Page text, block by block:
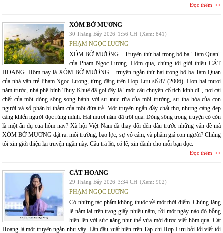
Đọc thêm
XÓM BỜ MƯƠNG
30 Tháng Bảy 2026 1:56 CH (Xem: 841)
PHẠM NGỌC LƯƠNG
XÓM BỜ MƯƠNG – Truyện thứ hai trong bộ ba "Tam Quan"
của Phạm Ngọc Lương. Hôm qua, chúng tôi giới thiệu CÁT
HOANG. Hôm nay là XÓM BỜ MƯƠNG – truyện ngắn thứ hai trong bộ ba Tam Quan
của nhà văn trẻ Phạm Ngọc Lương, từng đăng trên Hợp Lưu số 87 (2006). Hơn hai mươi
năm trước, nhà phê bình Thụy Khuê đã gọi đây là "một câu chuyện cổ tích kinh dị", nơi cái
chết của một dòng sông song hành với sự mục rữa của môi trường, sự tha hóa của con
người và số phận bi thảm của một đứa trẻ. Một truyện ngắn đầy chất thơ, nhưng càng đẹp
càng khiến người đọc rùng mình. Hai mươi năm đã trôi qua. Dòng sông trong truyện có còn
là một ẩn dụ của hôm nay? Xã hội Việt Nam đã thay đổi đến đâu trước những vấn đề mà
XÓM BỜ MƯƠNG đặt ra: môi trường, bạo lực, sự vô cảm, và phẩm giá con người? Chúng
tôi xin giới thiệu lại truyện ngắn này. Câu trả lời, có lẽ, xin dành cho mỗi bạn đọc.
Đọc thêm
CÁT HOANG
29 Tháng Bảy 2026 3:34 CH (Xem: 902)
PHẠM NGỌC LƯƠNG
Có những tác phẩm không thuộc về một thời điểm. Chúng lặng
lẽ nằm lại trên trang giấy nhiều năm, rồi một ngày nào đó bỗng
hiện lên với sức nặng như thể vừa mới được viết hôm qua. Cát
Hoang là một truyện ngắn như vậy. Lần đầu xuất hiện trên Tạp chí Hợp Lưu bởi lối viết tối